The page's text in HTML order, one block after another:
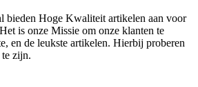
bieden Hoge Kwaliteit artikelen aan voor
is onze Missie om onze klanten te
en de leukste artikelen. Hierbij proberen
zijn.